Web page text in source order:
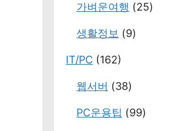
가벼운여행 (25)
생활정보 (9)
IT/PC (162)
웹서버 (38)
PC운용팁 (99)